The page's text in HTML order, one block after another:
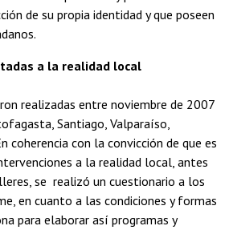
de su propia identidad y que poseen
a la realidad local
realizadas entre noviembre de 2007
Santiago, Valparaíso,
coherencia con la convicción de que es
a la realidad local, antes
se realizó un cuestionario a los
en cuanto a las condiciones y formas
para elaborar así programas y